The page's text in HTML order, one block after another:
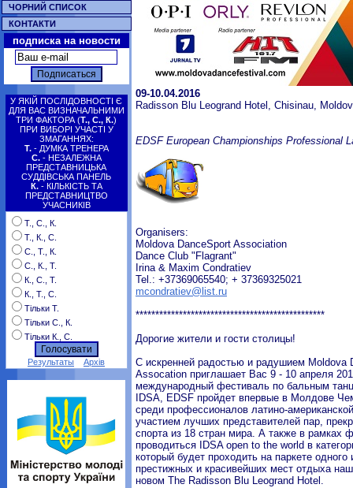
ЧОРНИЙ СПИСОК
КОНТАКТИ
подписка на новости
У ЯКІЙ ПОСЛІДОВНОСТІ Є
ДЛЯ ВАС ВИЗНАЧАЛЬНИМИ
ТРИ ФАКТОРА (Т., С., К.)
ПРИ ВИБОРІ УЧАСТІ У
ЗМАГАННЯХ:
Т.- ДУМКА ТРЕНЕРА
С.- НЕЗАЛЕЖНА
ПРЕДСТАВНИЦЬКА
СУДДІВСЬКА ПАНЕЛЬ
К.- КІЛЬКІСТЬ ТА
ПРЕДСТАВНИЦТВО
УЧАСНИКІВ
Т., С., К.
Т., К., С.
С., Т., К.
С., К., Т.
К., С., Т.
К., Т., С.
Тільки Т.
Тільки С., К.
Тільки К., С.
Результаты Архів
09-10.04.2016
Radisson Blu Leogrand Hotel, Chisinau,
EDSF European Championships Professional
Organisers:
Moldova DanceSport Association
Dance Club "Flagrant"
Irina & Maxim Condratiev
Tel.: +37369065540; + 37369325021
mcondratiev@list.ru
************************************************
Дорогие жители и гости столицы!
С искренней радостью и радушием Moldova
Assocation приглашает Вас 9 - 10 апреля
международный фестиваль по бальным
IDSA, EDSF пройдет впервые в Молдове
среди профессионалов латино-
участием лучших представителей пар,
спорта из 18 стран мира. А также в рамках
проводиться IDSA open to the world в
который будет проходить на паркете одного
престижных и красивейших мест отдыха
новом The Radisson Blu Leogrand Hotel.